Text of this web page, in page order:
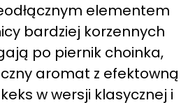
elementem
bardziej korzennych
po piernik choinka,
aromat z efektowną
w wersji klasycznej i